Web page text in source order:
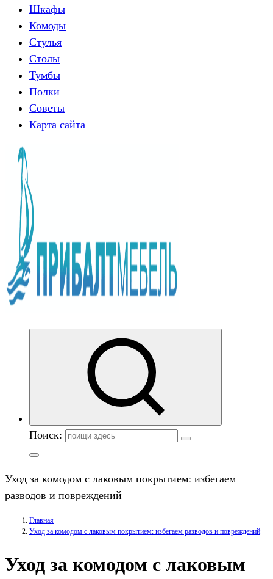
Шкафы
Комоды
Стулья
Столы
Тумбы
Полки
Советы
Карта сайта
Поиск:
Уход за комодом с лаковым покрытием: избегаем
разводов и повреждений
Главная
Уход за комодом с лаковым покрытием: избегаем разводов и повреждений
Уход за комодом с лаковым